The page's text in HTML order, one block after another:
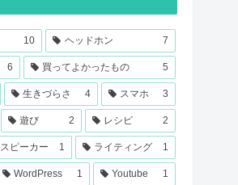
10 ヘッドホン 7
6 買ってよかったもの 5
生きづらさ 4 スマホ 3
遊び 2 レシピ 2
スピーカー 1 ライティング 1
WordPress 1 Youtube 1